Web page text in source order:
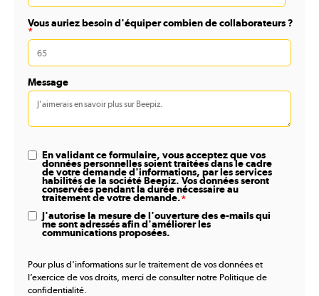
Vous auriez besoin d'équiper combien de collaborateurs ?
*
Message
En validant ce formulaire, vous acceptez que vos
données personnelles soient traitées dans le cadre
de votre demande d'informations, par les services
habilités de la société Beepiz. Vos données seront
conservées pendant la durée nécessaire au
traitement de votre demande.*
J'autorise la mesure de l'ouverture des e-mails qui
me sont adressés afin d'améliorer les
communications proposées.
Pour plus d'informations sur le traitement de vos données et
l’exercice de vos droits, merci de consulter notre Politique de
confidentialité.